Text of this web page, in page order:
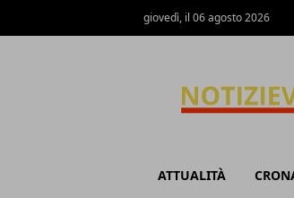
giovedì, il 06 agosto 2026
ATTUALITÀ